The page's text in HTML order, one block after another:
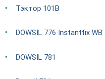
Тэктор 101В
DOWSIL 776 Instantfix WB
DOWSIL 781